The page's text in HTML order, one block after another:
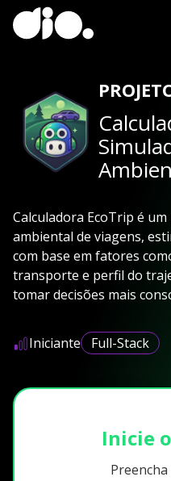
Calculadora EcoTrip é
ambiental de viagens,
com base em fatores
transporte e perfil do
tomar decisões mais
Iniciante Full-Stack
Inicie